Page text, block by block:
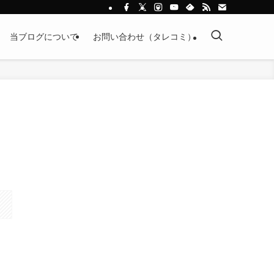
当ブログについて お問い合わせ（タレコミ）